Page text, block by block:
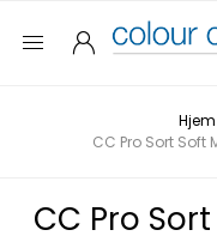
Hjem
CC Pro Sort Soft
CC Pro